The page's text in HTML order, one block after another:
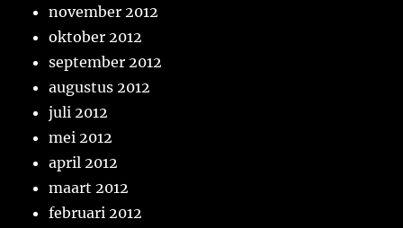
november 2012
oktober 2012
september 2012
augustus 2012
juli 2012
mei 2012
april 2012
maart 2012
februari 2012